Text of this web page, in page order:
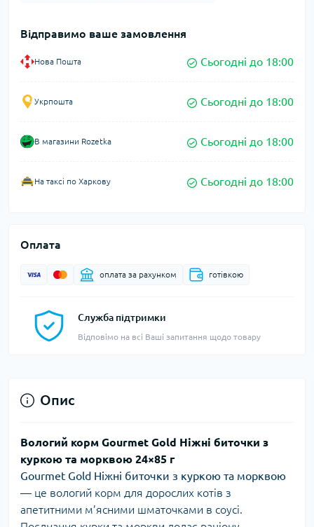
Відправимо ваше замовлення
Нова Пошта Сьогодні до 18:00
Укрпошта Сьогодні до 18:00
В магазини Rozetka Сьогодні до 18:00
На таксі по Харкову Сьогодні до 18:00
Оплата
оплата за рахунком готівкою
Служба підтримки
Відповімо на всі Ваші запитання щодо товару
Опис
Вологий корм Gourmet Gold Ніжні биточки з
куркою та морквою 24×85 г
Gourmet Gold Ніжні биточки з куркою та морквою
— це вологий корм для дорослих котів з
апетитними м’ясними шматочками в соусі.